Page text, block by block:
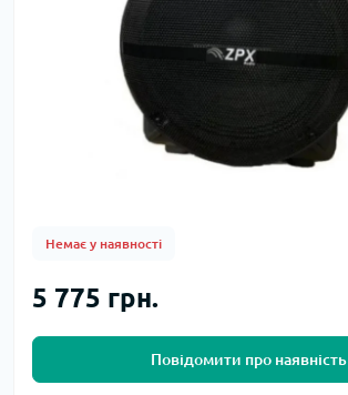
Немає у наявності
5 775 грн.
Повідомити про наявність